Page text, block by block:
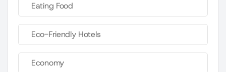
Eating Food
Eco-Friendly Hotels
Economy